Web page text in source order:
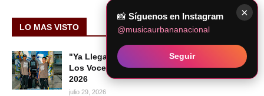
LO MAS VISTO
"Ya Llegaron Los Voceros": el nuevo tema de
Los Voceros del Barrio | HIP HOP PERUANO
2026
julio 29, 2026
×
📸 Síguenos en Instagram
@musicaurbananacional
Seguir